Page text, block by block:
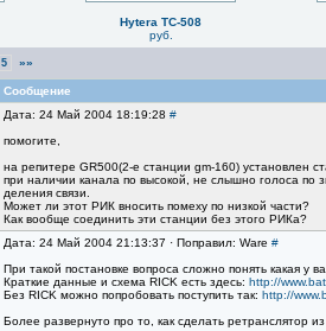
Hytera TC-508
руб.
5 »»
Сообщение
Дата: 24 Май 2004 18:19:28 #
помогите,
на репитере GR500(2-е станции gm-160) установлен
при наличии канала по высокой, не слышно голоса по
деления связи.
Может ли этот РИК вносить помеху по низкой части?
Как вообще соединить эти станции без этого РИКа?
Дата: 24 Май 2004 21:13:37 · Поправил: Ware #
При такой постановке вопроса сложно понять какая у
Краткие данные и схема RICK есть здесь: http://
Без RICK можно попробовать поступить так: http://
Более развернуто про то, как сделать ретранслятор